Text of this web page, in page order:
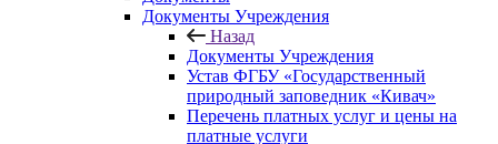
Документы Учреждения
Назад
Документы Учреждения
Устав ФГБУ «Государственный
природный заповедник «Кивач»
Перечень платных услуг и цены на
платные услуги